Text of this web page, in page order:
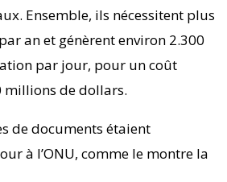
Ensemble, ils nécessitent plus
an et génèrent environ 2.300
par jour, pour un coût
millions de dollars.
de documents étaient
à l’ONU, comme le montre la